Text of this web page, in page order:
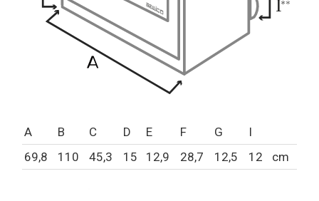
A B C D E F G
I
69,8
110 45,3 15 12,9 28,7 12,5 12 cm